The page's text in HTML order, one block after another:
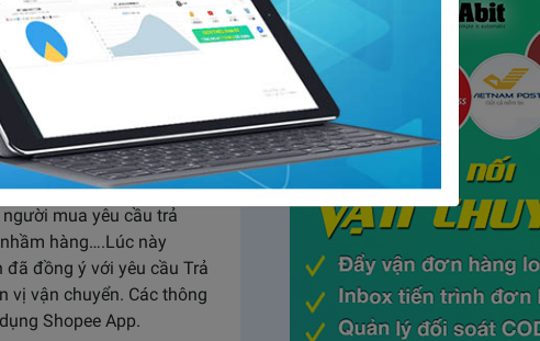
làm gì?
định mà bạn vẫn không
hàng có gặp phải vấn đề
mua?
mua yêu cầu trả
hàng….Lúc này
đồng ý với yêu cầu Trả
vị vận chuyển. Các thông
Shopee App.